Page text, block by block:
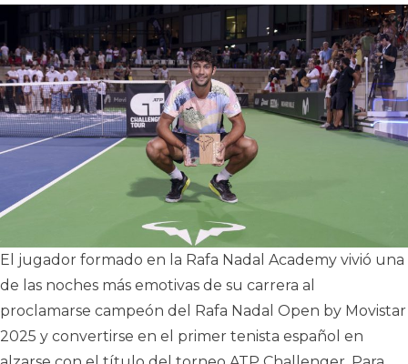
El jugador formado en la Rafa Nadal Academy vivió una
de las noches más emotivas de su carrera al
proclamarse campeón del Rafa Nadal Open by Movistar
2025 y convertirse en el primer tenista español en